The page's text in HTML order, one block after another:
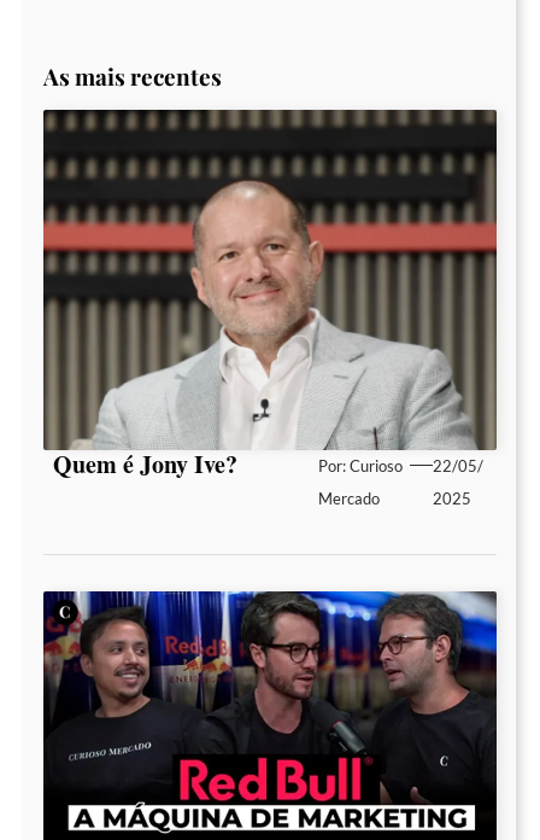
As mais recentes
Quem é Jony Ive? Por:Curioso
Mercado
22/05/
2025